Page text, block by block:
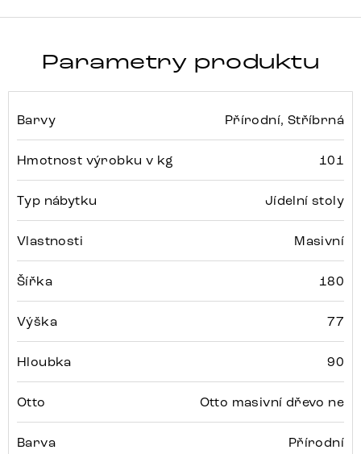
Parametry produktu
Barvy Přírodní, Stříbrná
Hmotnost výrobku v kg 101
Typ nábytku Jídelní stoly
Vlastnosti Masivní
Šířka 180
Výška 77
Hloubka 90
Otto Otto masivní dřevo ne
Barva Přírodní